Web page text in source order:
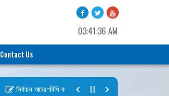
03:41:36 AM
Contact Us
নির্বাচন আচরণবিধি বায়রা ২০২৬-২০২৮